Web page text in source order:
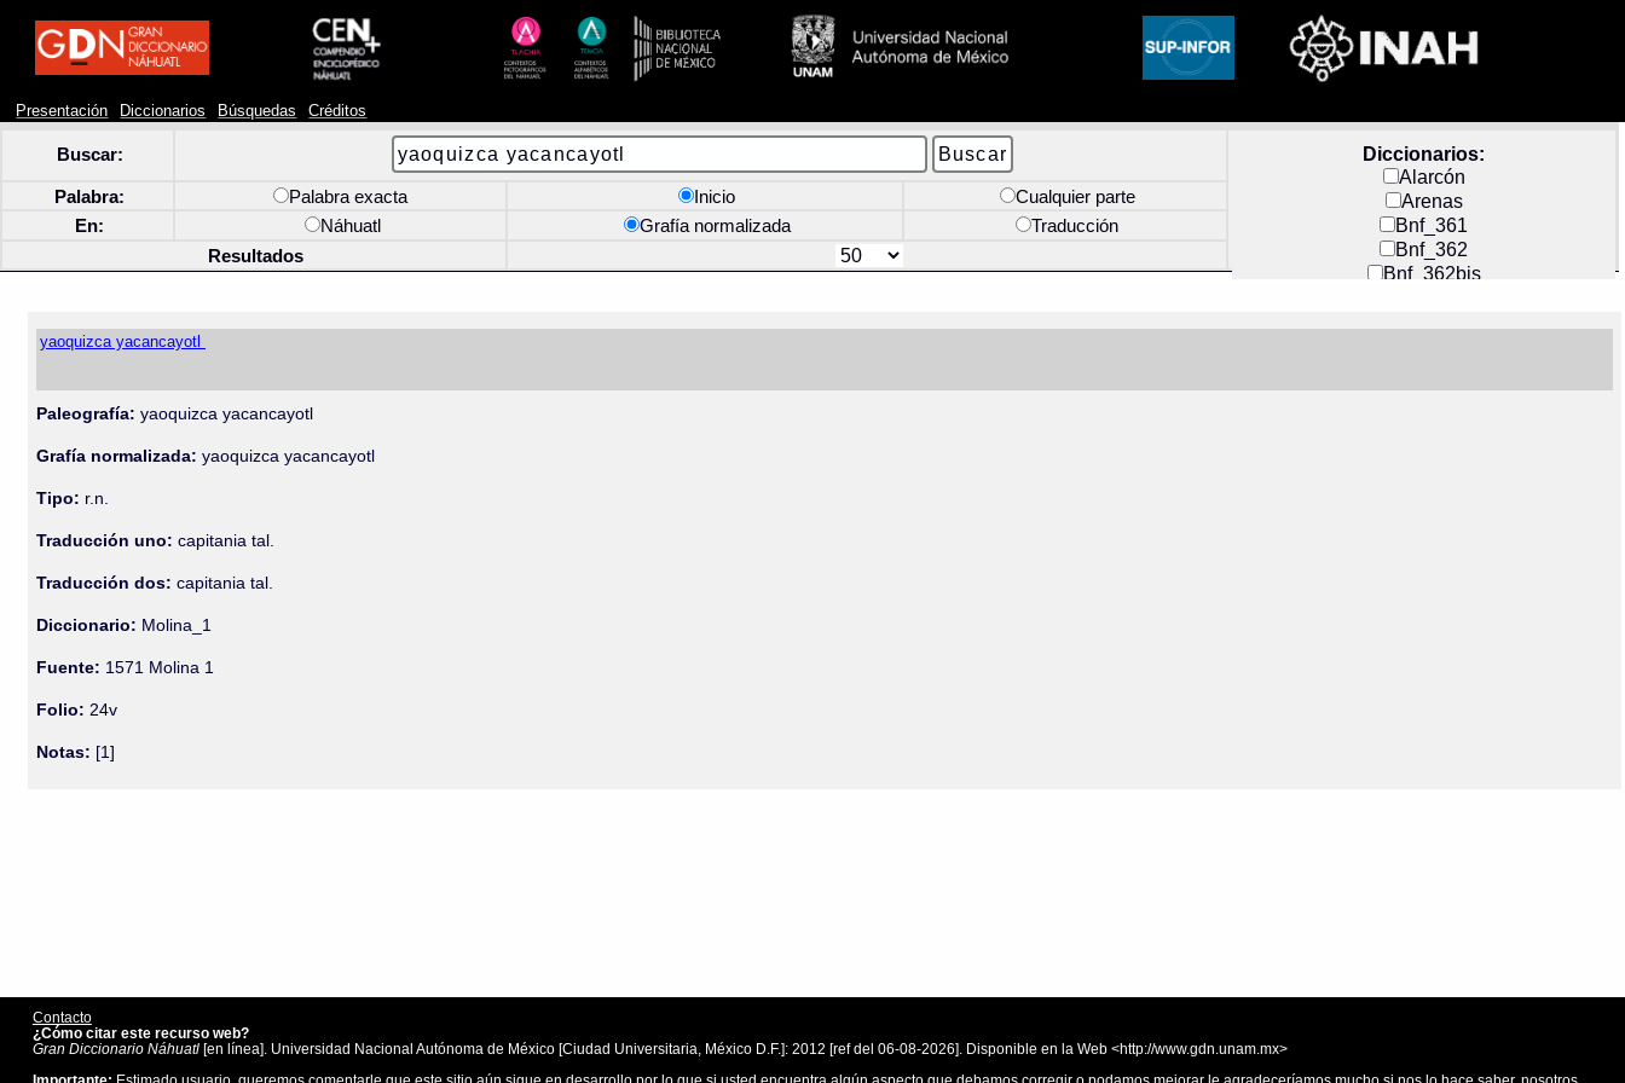
Presentación Diccionarios Búsquedas Créditos
Buscar:
Diccionarios:
Alarcón
Arenas
Bnf_361
Bnf_362
Bnf_362bis
Docs_México
Palabra: Palabra exacta Inicio
Cualquier parte
En:
Náhuatl Grafía normalizada
Traducción
Resultados
yaoquizca yacancayotl
Paleografía: yaoquizca yacancayotl
Grafía normalizada: yaoquizca yacancayotl
Tipo: r.n.
Traducción uno: capitania tal.
Traducción dos: capitania tal.
Diccionario: Molina_1
Fuente: 1571 Molina 1
Folio: 24v
Notas: [1]
Contacto
¿Cómo citar este recurso web?
Gran Diccionario Náhuatl[en línea]. Universidad Nacional Autónoma de México [Ciudad Universitaria, México D.F.]: 2012 [ref del 06-08-2026]. Disponible en la Web <http://www.gdn.unam.mx>